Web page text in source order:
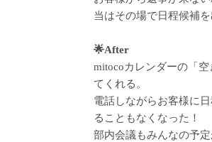
当はその場で日程候補
🌟After
mitocoカレンダーの「
てくれる。
電話しながらお客様に
ることもなくなった！
部内会議もみんなの予